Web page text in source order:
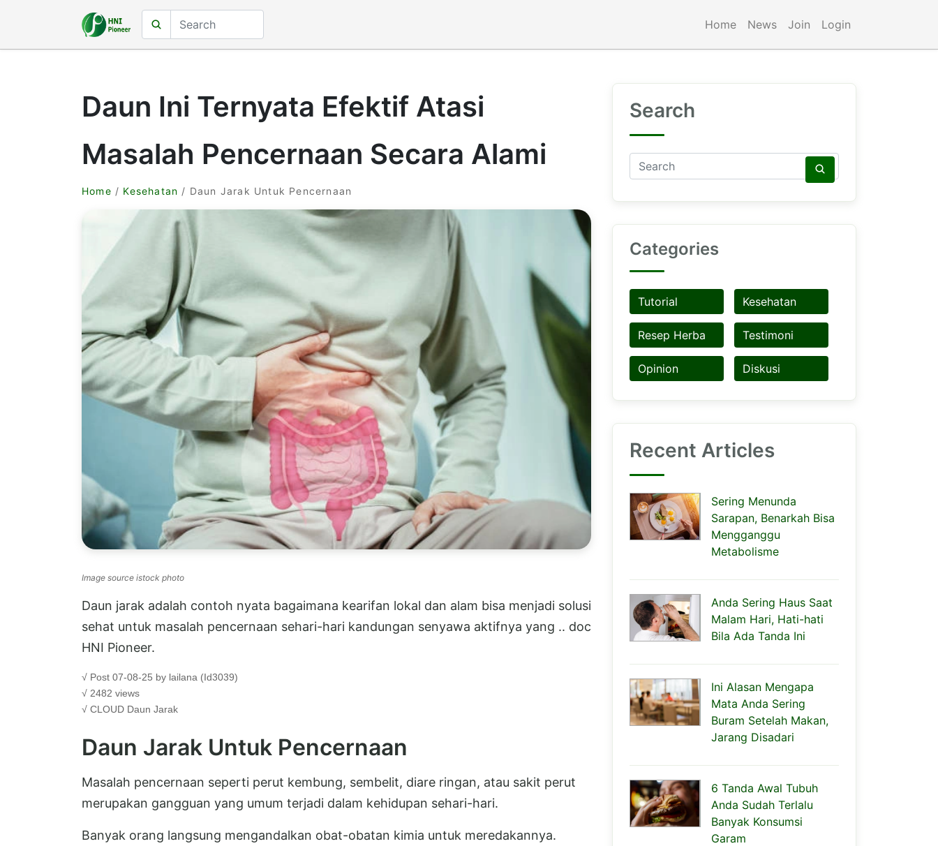
Home News Join Login
Daun Ini Ternyata Efektif Atasi
Masalah Pencernaan Secara Alami
Home / Kesehatan / Daun Jarak Untuk Pencernaan
Image source istock photo
Daun jarak adalah contoh nyata bagaimana kearifan lokal dan alam bisa menjadi solusi
sehat untuk masalah pencernaan sehari-hari kandungan senyawa aktifnya yang .. doc
HNI Pioneer.
√ Post 07-08-25 by lailana (Id3039)
√ 2482 views
√ CLOUD Daun Jarak
Daun Jarak Untuk Pencernaan
Masalah pencernaan seperti perut kembung, sembelit, diare ringan, atau sakit perut
merupakan gangguan yang umum terjadi dalam kehidupan sehari-hari.
Banyak orang langsung mengandalkan obat-obatan kimia untuk meredakannya.
Search
Categories
Tutorial Kesehatan
Resep Herba Testimoni
Opinion Diskusi
Recent Articles
Sering Menunda
Sarapan, Benarkah Bisa
Mengganggu
Metabolisme
Anda Sering Haus Saat
Malam Hari, Hati-hati
Bila Ada Tanda Ini
Ini Alasan Mengapa
Mata Anda Sering
Buram Setelah Makan,
Jarang Disadari
6 Tanda Awal Tubuh
Anda Sudah Terlalu
Banyak Konsumsi
Garam